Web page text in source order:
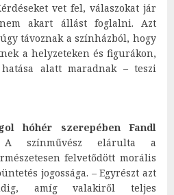
vet fel, válaszokat jár
akart állást foglalni. Azt
távoznak a színházból, hogy
a helyzeteken és figurákon,
alatt maradnak – teszi
hóhér szerepében Fandl
színművész elárulta a
felvetődött morális
jogossága. – Egyrészt azt
amíg valakiről teljes